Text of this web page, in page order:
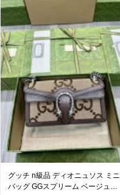
グッチ n級品 ディオニュソス ミニ
バッグ GGスプリーム ベージュブ